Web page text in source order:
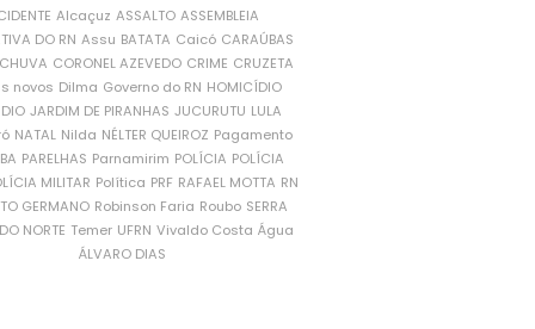
Alcaçuz ASSALTO ASSEMBLEIA
DO RN Assu BATATA Caicó CARAÚBAS
CORONEL AZEVEDO CRIME CRUZETA
novos Dilma Governo do RN HOMICÍDIO
JARDIM DE PIRANHAS JUCURUTU LULA
NATAL Nilda NÉLTER QUEIROZ Pagamento
PARELHAS Parnamirim POLÍCIA POLÍCIA
MILITAR Política PRF RAFAEL MOTTA RN
GERMANO Robinson Faria Roubo SERRA
NORTE Temer UFRN Vivaldo Costa Água
ÁLVARO DIAS